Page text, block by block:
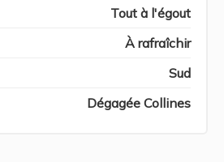
Tout à l'égout
À rafraîchir
Sud
Dégagée Collines